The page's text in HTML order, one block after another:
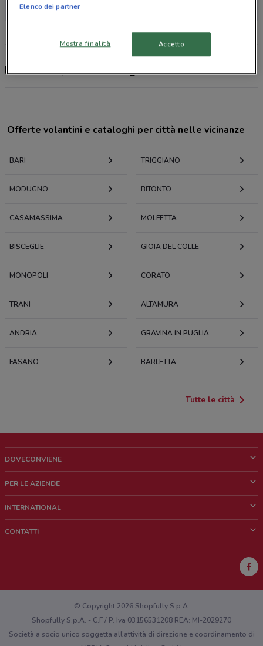
Portobello, offerte e negozi
Offerte volantini e cataloghi per città nelle vicinanze
BARI TRIGGIANO
MODUGNO BITONTO
CASAMASSIMA MOLFETTA
BISCEGLIE GIOIA DEL COLLE
MONOPOLI CORATO
TRANI ALTAMURA
ANDRIA GRAVINA IN PUGLIA
FASANO BARLETTA
Tutte le città
DOVECONVIENE
Chi siamo
Lavora con noi
PER LE AZIENDE
Richieste commerciali e marketing
INTERNATIONAL
CONTATTI
Hai un malfunzionamento sul web o sull'app?
© Copyright 2026 Shopfully S.p.A.
Shopfully S.p.A. - C.F / P. Iva 03156531208 REA: MI-2029270
Società a socio unico soggetta all’attività di direzione e coordinamento di
Elenco dei partner
Mostra finalità Accetto